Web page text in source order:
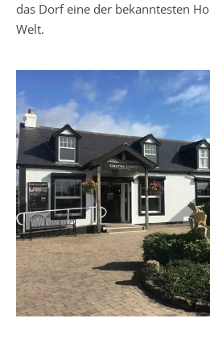
das Dorf eine der bekanntesten
Welt.